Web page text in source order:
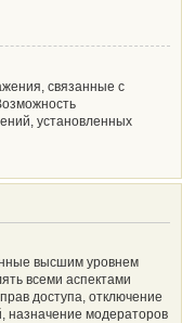
связанные с
установленных
высшим уровнем
всеми аспектами
доступа, отключение
назначение модераторов